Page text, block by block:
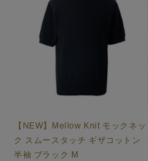
【NEW】Mellow Knit モックネッ
ク スムースタッチ ギザコットン
半袖 ブラック M